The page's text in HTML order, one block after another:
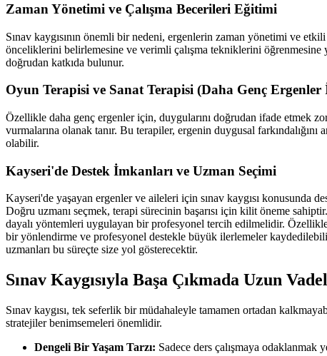
Zaman Yönetimi ve Çalışma Becerileri Eğitimi
Sınav kaygısının önemli bir nedeni, ergenlerin zaman yönetimi ve
önceliklerini belirlemesine ve verimli çalışma tekniklerini öğrenmesine
doğrudan katkıda bulunur.
Oyun Terapisi ve Sanat Terapisi (Daha Genç Ergenler
Özellikle daha genç ergenler için, duygularını doğrudan ifade etmek
vurmalarına olanak tanır. Bu terapiler, ergenin duygusal
olabilir.
Kayseri'de Destek İmkanları ve Uzman Seçimi
Kayseri'de yaşayan ergenler ve aileleri için sınav kaygısı konusunda
Doğru uzmanı seçmek, terapi sürecinin başarısı için kilit öneme
dayalı yöntemleri uygulayan bir profesyonel tercih edilmelidir.
bir yönlendirme ve profesyonel destekle büyük ilerlemeler
uzmanları bu süreçte size yol gösterecektir.
Sınav Kaygısıyla Başa Çıkmada Uzun
Sınav kaygısı, tek seferlik bir müdahaleyle tamamen ortadan
stratejiler benimsemeleri önemlidir.
Dengeli Bir Yaşam Tarzı: Sadece ders çalışmaya